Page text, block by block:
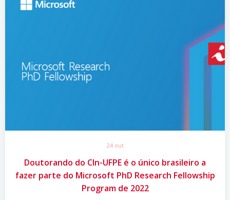
24 out
Doutorando do CIn-UFPE é o único brasileiro a
fazer parte do Microsoft PhD Research Fellowship
Program de 2022